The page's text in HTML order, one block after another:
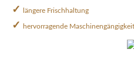
✓ längere Frischhaltung
✓ hervorragende Maschinengängigkeit